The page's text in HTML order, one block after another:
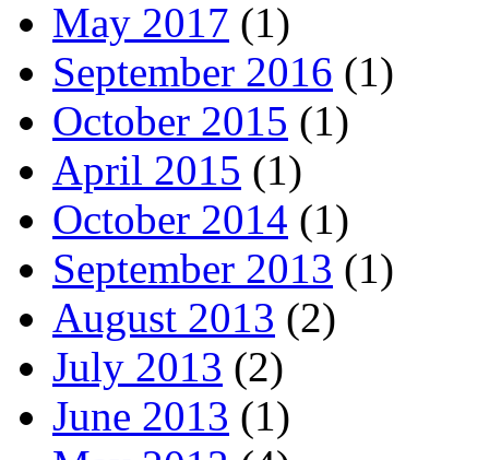
May 2017 (1)
September 2016 (1)
October 2015 (1)
April 2015 (1)
October 2014 (1)
September 2013 (1)
August 2013 (2)
July 2013 (2)
June 2013 (1)